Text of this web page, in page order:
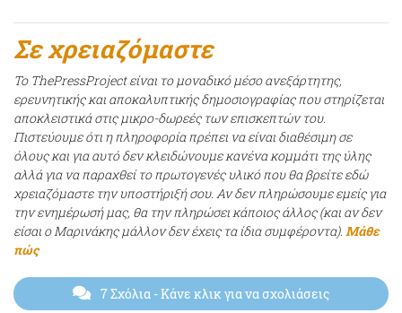
Σε χρειαζόμαστε
Το ThePressProject είναι το μοναδικό μέσο ανεξάρτητης,
ερευνητικής και αποκαλυπτικής δημοσιογραφίας που στηρίζεται
αποκλειστικά στις μικρο-δωρεές των επισκεπτών του.
Πιστεύουμε ότι η πληροφορία πρέπει να είναι διαθέσιμη σε
όλους και για αυτό δεν κλειδώνουμε κανένα κομμάτι της ύλης
αλλά για να παραχθεί το πρωτογενές υλικό που θα βρείτε εδώ
χρειαζόμαστε την υποστήριξή σου. Αν δεν πληρώσουμε εμείς για
την ενημέρωσή μας, θα την πληρώσει κάποιος άλλος (και αν δεν
είσαι ο Μαρινάκης μάλλον δεν έχεις τα ίδια συμφέροντα). Μάθε
πώς
7 Σχόλια - Κάνε κλικ για να σχολιάσεις